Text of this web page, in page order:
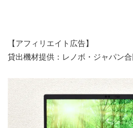
【アフィリエイト広告】
貸出機材提供：レノボ・ジャパン